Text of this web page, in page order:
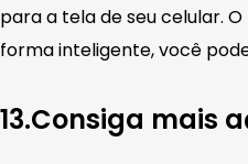
para a tela de seu celular.
forma inteligente, você
13.Consiga mais